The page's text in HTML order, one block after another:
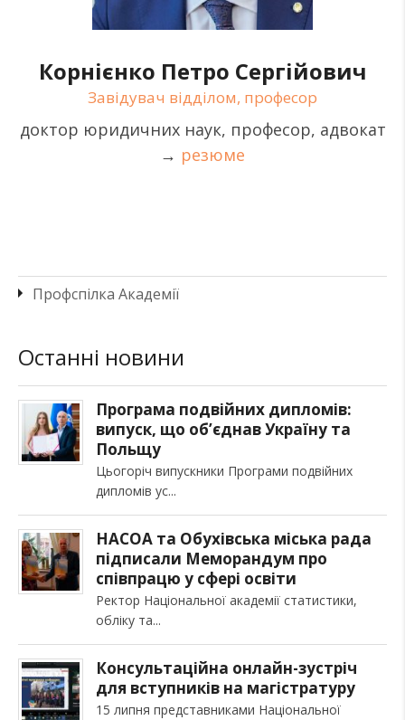
Корнієнко Петро Сергійович
Завідувач відділом, професор
доктор юридичних наук, професор, адвокат
→ резюме
Профспілка Академії
Останні новини
Програма подвійних дипломів:
випуск, що об’єднав Україну та
Польщу
Цьогоріч випускники Програми подвійних
дипломів ус
НАСОА та Обухівська міська рада
підписали Меморандум про
співпрацю у сфері освіти
Ректор Національної академії статистики,
обліку та
Консультаційна онлайн-зустріч
для вступників на магістратуру
15 липня представниками Національної